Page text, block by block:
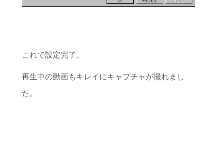
これで設定完了。
再生中の動画もキレイにキャプチャが撮れまし
た。